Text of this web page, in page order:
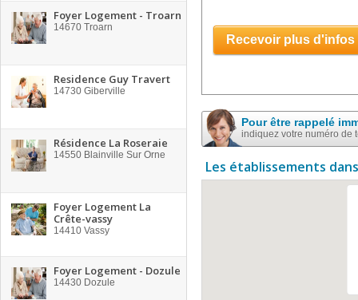
Foyer Logement - Troarn
14670 Troarn
Residence Guy Travert
14730 Giberville
Résidence La Roseraie
14550 Blainville Sur Orne
Foyer Logement La
Crête-vassy
14410 Vassy
Foyer Logement - Dozule
14430 Dozule
Recevoir plus d'infos
Pour être rappelé
indiquez votre numéro de
Les établissements